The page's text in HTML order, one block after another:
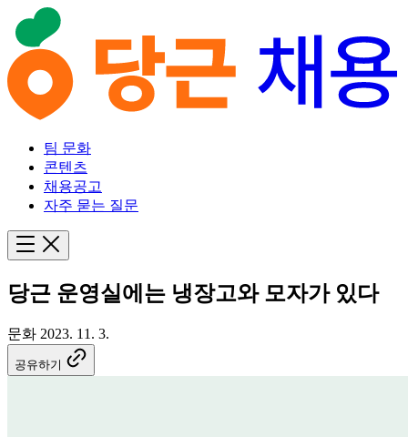
팀 문화
콘텐츠
채용공고
자주 묻는 질문
당근 운영실에는 냉장고와 모자가 있다
문화 2023. 11. 3.
공유하기